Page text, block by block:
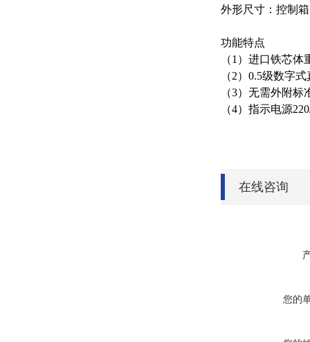
外形尺寸：控制箱
功能特点
（1 ）进口铁芯体
（2） 0.5级数字式
（3）无需外附标
（4）指示电源
在线咨询
您的